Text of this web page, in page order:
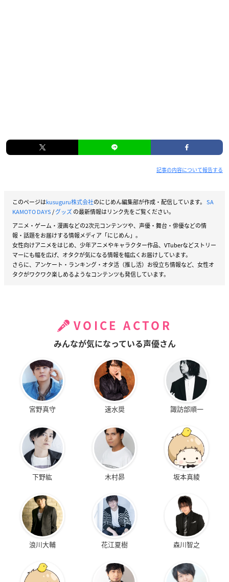
記事の内容について報告する
このページはkusuguru株式会社のにじめん編集部が作成・配信しています。 SA
KAMOTO DAYS/グッズの最新情報はリンク先をご覧ください。
アニメ・ゲーム・漫画などの2次元コンテンツや、声優・舞台・俳優などの情
報・話題をお届けする情報メディア「にじめん」。
女性向けアニメをはじめ、少年アニメやキャラクター作品、VTuberなどストリー
マーにも幅を広げ、オタクが気になる情報を幅広くお届けしています。
さらに、アンケート・ランキング・オタ活（推し活）お役立ち情報など、女性オ
タクがワクワク楽しめるようなコンテンツも発信しています。
VOICE ACTOR
みんなが気になっている声優さん
宮野真守 速水奨 諏訪部順一
下野紘 木村昴 坂本真綾
浪川大輔 花江夏樹 森川智之